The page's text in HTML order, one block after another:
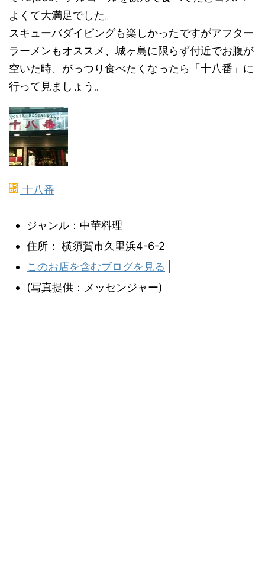
よくて大満足でした。
スキューバダイビングも楽しかったですがアフター
ラーメンもオススメ、城ヶ島に限らず付近でお腹が
空いた時、がっつり食べたくなったら「十八番」に
行って見ましょう。
十八番
ジャンル：中華料理
住所： 横須賀市久里浜4-6-2
このお店を含むブログを見る
(写真提供：メッセンジャー)